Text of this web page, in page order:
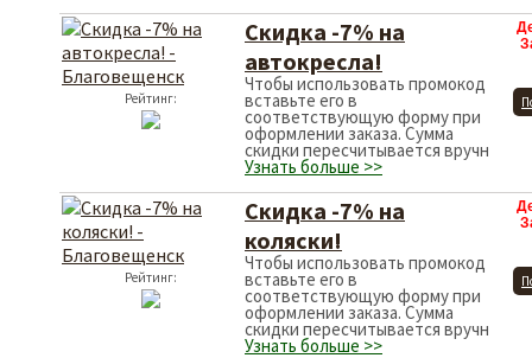
Рейтинг:
Скидка -7% на
автокресла!
Чтобы использовать промокод
вставьте его в
соответствующую форму при
оформлении заказа. Сумма
скидки пересчитывается вручн
Узнать больше >>
Рейтинг:
Скидка -7% на
коляски!
Чтобы использовать промокод
вставьте его в
соответствующую форму при
оформлении заказа. Сумма
скидки пересчитывается вручн
Узнать больше >>